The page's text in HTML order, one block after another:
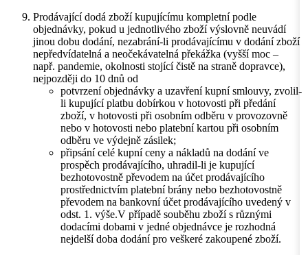
Prodávající dodá zboží kupujícímu kompletní podle
objednávky, pokud u jednotlivého zboží výslovně neuvádí
jinou dobu dodání, nezabrání-li prodávajícímu v dodání zboží
nepředvídatelná a neočekávatelná překážka (vyšší moc –
např. pandemie, okolnosti stojící čistě na straně dopravce),
nejpozději do 10 dnů od
potvrzení objednávky a uzavření kupní smlouvy, zvolil-
li kupující platbu dobírkou v hotovosti při předání
zboží, v hotovosti při osobním odběru v provozovně
nebo v hotovosti nebo platební kartou při osobním
odběru ve výdejně zásilek;
připsání celé kupní ceny a nákladů na dodání ve
prospěch prodávajícího, uhradil-li je kupující
bezhotovostně převodem na účet prodávajícího
prostřednictvím platební brány nebo bezhotovostně
převodem na bankovní účet prodávajícího uvedený v
odst. 1. výše.V případě souběhu zboží s různými
dodacími dobami v jedné objednávce je rozhodná
nejdelší doba dodání pro veškeré zakoupené zboží.